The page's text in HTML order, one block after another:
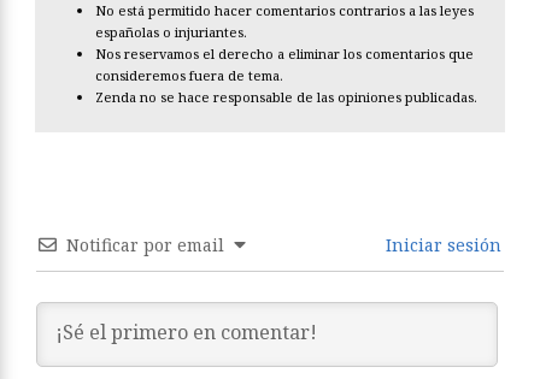
No está permitido hacer comentarios contrarios a las leyes
españolas o injuriantes.
Nos reservamos el derecho a eliminar los comentarios que
consideremos fuera de tema.
Zenda no se hace responsable de las opiniones publicadas.
Notificar por email Iniciar sesión